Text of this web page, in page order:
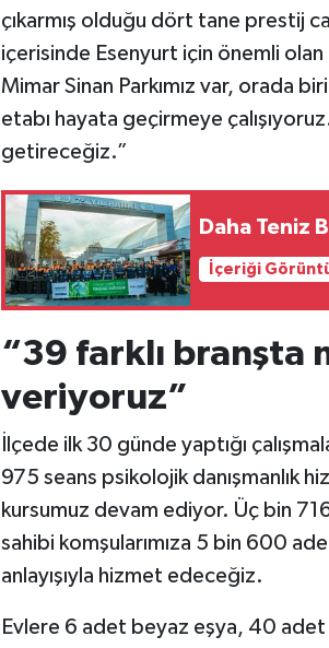
çıkarmış olduğu dört tane prestij
içerisinde Esenyurt için önemli
Mimar Sinan Parkımız var, orada
etabı hayata geçirmeye
getireceğiz.”
Daha Teniz
İçeriği
“39 farklı branşta
veriyoruz”
İlçede ilk 30 günde yaptığı
975 seans psikolojik danışmanlık
kursumuz devam ediyor. Üç bin
sahibi komşularımıza 5 bin 600
anlayışıyla hizmet edeceğiz.
Evlere 6 adet beyaz eşya, 40 adet